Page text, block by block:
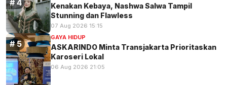
Kenakan Kebaya, Nashwa Salwa Tampil
Stunning dan Flawless
07 Aug 2026 15:15
GAYA HIDUP
ASKARINDO Minta Transjakarta Prioritaskan
Karoseri Lokal
06 Aug 2026 21:05